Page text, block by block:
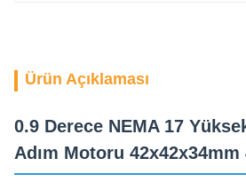
Ürün Açıklaması
0.9 Derece NEMA 17
Adım Motoru